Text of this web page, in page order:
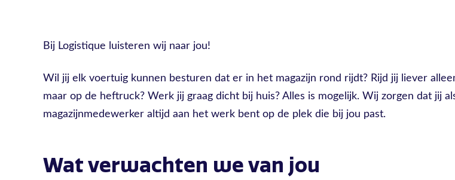
Bij Logistique luisteren wij naar jou!
Wil jij elk voertuig kunnen besturen dat er in het magazijn rond rijdt? Rijd jij liever
maar op de heftruck? Werk jij graag dicht bij huis? Alles is mogelijk. Wij zorgen dat jij
magazijnmedewerker altijd aan het werk bent op de plek die bij jou past.
Wat verwachten we van jou